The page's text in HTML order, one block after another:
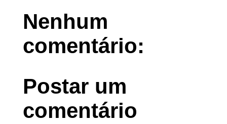
Nenhum
comentário:
Postar um
comentário